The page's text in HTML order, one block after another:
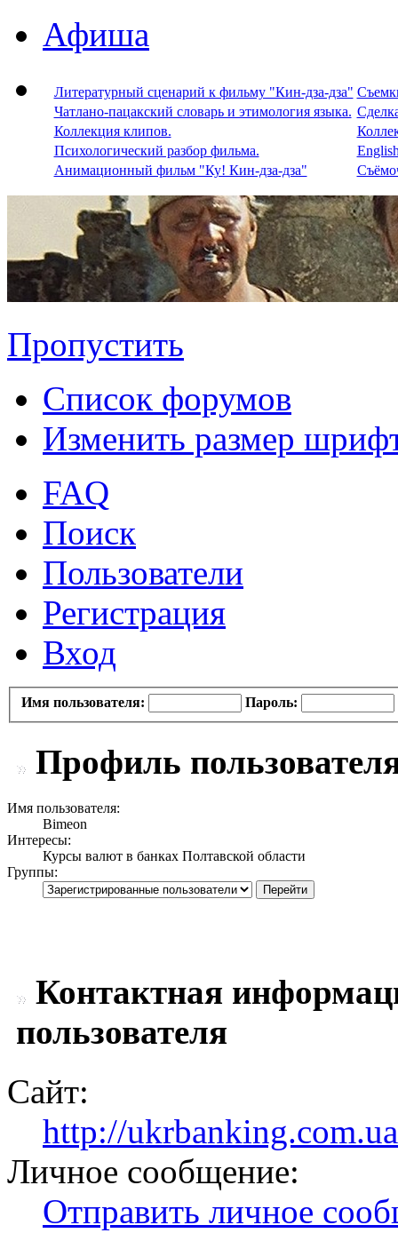
Афиша
Литературный сценарий к фильму "Кин-дза-дза"
Чатлано-пацакский словарь и этимология языка.
Коллекция клипов.
Психологический разбор фильма.
Анимационный фильм "Ку! Кин-дза-дза"
Пропустить
Список форумов
Изменить размер
FAQ
Поиск
Пользователи
Регистрация
Вход
Имя пользователя: Пароль:
Профиль
Имя пользователя:
Bimeon
Интересы:
Курсы валют в банках Полтавской области
Группы:
Контактная
пользователя
Сайт:
http://
Личное сообщение:
Отправить личное